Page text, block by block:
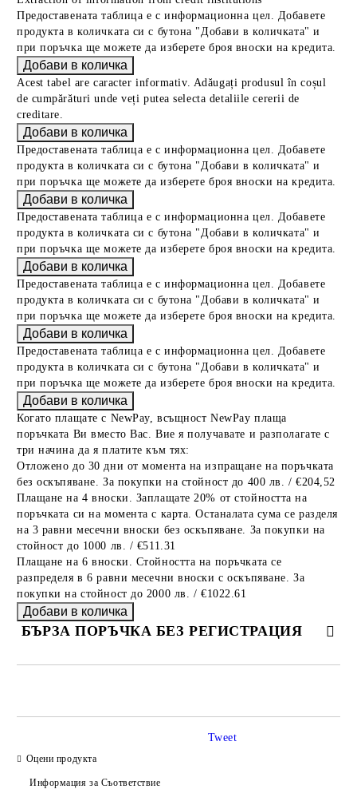
Предоставената таблица е с информационна цел. Добавете
продукта в количката си с бутона "Добави в количката" и
при поръчка ще можете да изберете броя вноски на кредита.
Acest tabel are caracter informativ. Adăugați produsul în coșul
de cumpărături unde veți putea selecta detaliile cererii de
creditare.
Предоставената таблица е с информационна цел. Добавете
продукта в количката си с бутона "Добави в количката" и
при поръчка ще можете да изберете броя вноски на кредита.
Предоставената таблица е с информационна цел. Добавете
продукта в количката си с бутона "Добави в количката" и
при поръчка ще можете да изберете броя вноски на кредита.
Предоставената таблица е с информационна цел. Добавете
продукта в количката си с бутона "Добави в количката" и
при поръчка ще можете да изберете броя вноски на кредита.
Предоставената таблица е с информационна цел. Добавете
продукта в количката си с бутона "Добави в количката" и
при поръчка ще можете да изберете броя вноски на кредита.
Когато плащате с NewPay, всъщност NewPay плаща
поръчката Ви вместо Вас. Вие я получавате и разполагате с
три начина да я платите към тях:
Отложено до 30 дни от момента на изпращане на поръчката
без оскъпяване. За покупки на стойност до 400 лв. / €204,52
Плащане на 4 вноски. Заплащате 20% от стойността на
поръчката си на момента с карта. Останалата сума се разделя
на 3 равни месечни вноски без оскъпяване. За покупки на
стойност до 1000 лв. / €511.31
Плащане на 6 вноски. Стойността на поръчката се
разпределя в 6 равни месечни вноски с оскъпяване. За
покупки на стойност до 2000 лв. / €1022.61
БЪРЗА ПОРЪЧКА БЕЗ РЕГИСТРАЦИЯ
Ние ще се свържем с вас в рамките на работния ден.
Оцени продукта
Информация за Съответствие
Tweet